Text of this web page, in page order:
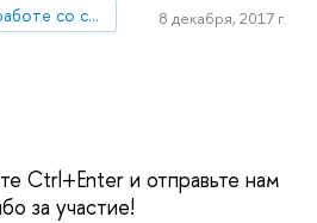
Отдел по внеучебной работе со студентами (Нижний Новгород)
8 декабря, 2017 г.
Ctrl+Enter и отправьте нам
за участие!